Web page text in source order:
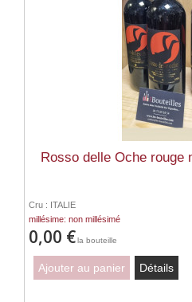
Rosso delle Oche rouge
Cru : ITALIE
millésime: non millésimé
0,00 €la bouteille
Ajouter au panier Détails